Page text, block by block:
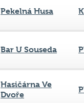
Pekelná Husa
Bar U Souseda
Hasičárna Ve
Dvoře